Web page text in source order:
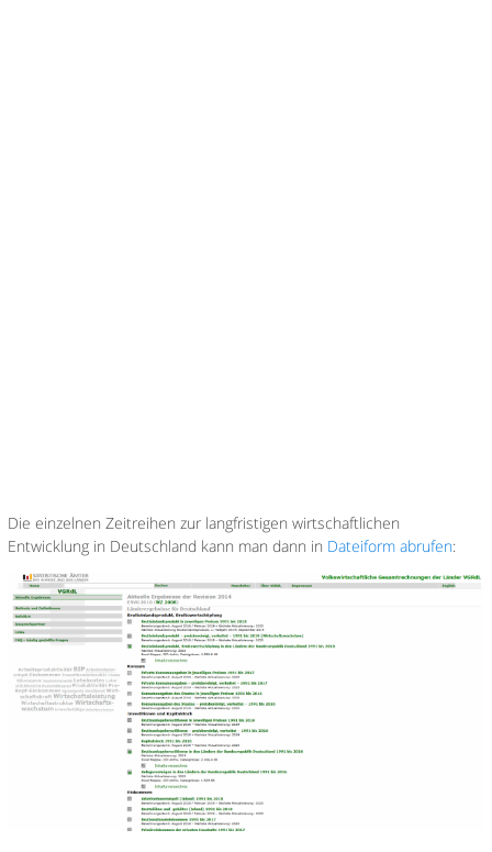
Die einzelnen Zeitreihen zur langfristigen wirtschaftlichen
Entwicklung in Deutschland kann man dann in Dateiform abrufen: